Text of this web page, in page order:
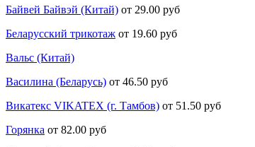
Байвей Байвэй (Китай) от 29.00 руб
Беларусский трикотаж от 19.60 руб
Вальс (Китай)
Василина (Беларусь) от 46.50 руб
Викатекс VIKATEX (г. Тамбов) от 51.50 руб
Горянка от 82.00 руб